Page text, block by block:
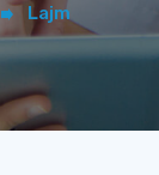
Lajm